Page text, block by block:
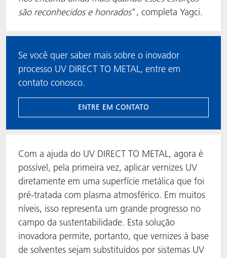
são reconhecidos e honrados", completa Yagci.
Se você quer saber mais sobre o inovador
processo UV DIRECT TO METAL, entre em
contato conosco.
ENTRE EM CONTATO
Com a ajuda do UV DIRECT TO METAL, agora é
possível, pela primeira vez, aplicar vernizes UV
diretamente em uma superfície metálica que foi
pré-tratada com plasma atmosférico. Em muitos
níveis, isso representa um grande progresso no
campo da sustentabilidade. Esta solução
inovadora permite, portanto, que vernizes à base
de solventes sejam substituídos por sistemas UV